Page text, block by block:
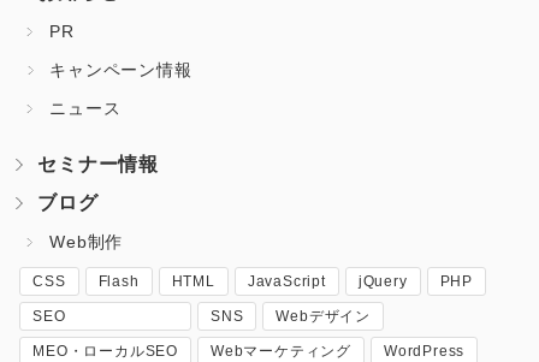
PR
キャンペーン情報
ニュース
セミナー情報
ブログ
Web制作
CSS Flash HTML JavaScript jQuery PHP
SEO
MEO・ローカルSEO
SNS Webデザイン
Webマーケティング WordPress